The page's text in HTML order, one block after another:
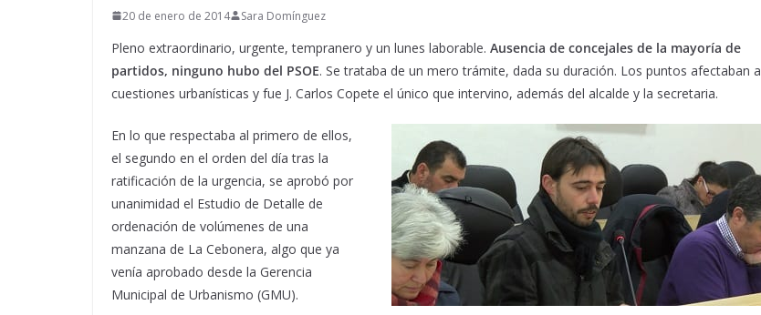
20 de enero de 2014 Sara Domínguez
Pleno extraordinario, urgente, tempranero y un lunes laborable. Ausencia de concejales de la mayoría de
partidos, ninguno hubo del PSOE. Se trataba de un mero trámite, dada su duración. Los puntos afectaban a
cuestiones urbanísticas y fue J. Carlos Copete el único que intervino, además del alcalde y la secretaria.
En lo que respectaba al primero de ellos,
el segundo en el orden del día tras la
ratificación de la urgencia, se aprobó por
unanimidad el Estudio de Detalle de
ordenación de volúmenes de una
manzana de La Cebonera, algo que ya
venía aprobado desde la Gerencia
Municipal de Urbanismo (GMU).